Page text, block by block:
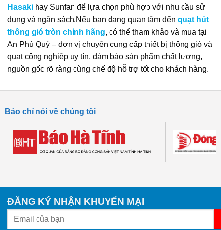
Hasaki hay Sunfan để lựa chọn phù hợp với nhu cầu sử
dụng và ngân sách.Nếu bạn đang quan tâm đến quạt hút
thông gió tròn chính hãng, có thể tham khảo và mua tại
An Phú Quý – đơn vị chuyên cung cấp thiết bị thông gió và
quạt công nghiệp uy tín, đảm bảo sản phẩm chất lượng,
nguồn gốc rõ ràng cùng chế độ hỗ trợ tốt cho khách hàng.
Báo chí nói về chúng tôi
ĐĂNG KÝ NHẬN KHUYẾN MẠI